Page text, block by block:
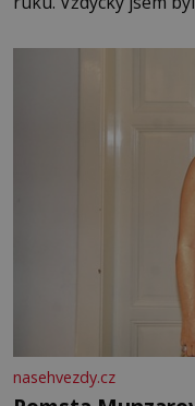
mi knihy, práce a
nasehvezdy.cz